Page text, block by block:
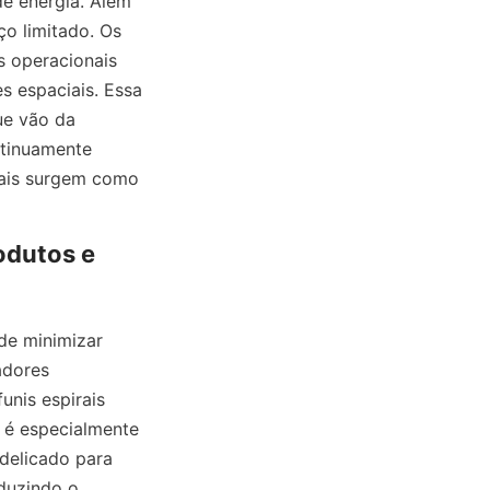
limitado. Os
operacionais
espaciais. Essa
vão da
surgem como
e
minimizar
espirais
especialmente
para